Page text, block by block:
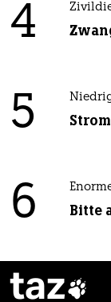
4
5
6 Bitte
taz